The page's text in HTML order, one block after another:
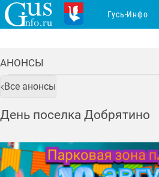
АНОНСЫ
Все анонсы
День поселка Добрятино
Гусь-Инфо